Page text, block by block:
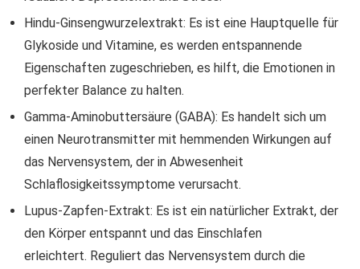
Hindu-Ginsengwurzelextrakt: Es ist eine Hauptquelle für
Glykoside und Vitamine, es werden entspannende
Eigenschaften zugeschrieben, es hilft, die Emotionen in
perfekter Balance zu halten.
Gamma-Aminobuttersäure (GABA): Es handelt sich um
einen Neurotransmitter mit hemmenden Wirkungen auf
das Nervensystem, der in Abwesenheit
Schlaflosigkeitssymptome verursacht.
Lupus-Zapfen-Extrakt: Es ist ein natürlicher Extrakt, der
den Körper entspannt und das Einschlafen
erleichtert. Reguliert das Nervensystem durch die